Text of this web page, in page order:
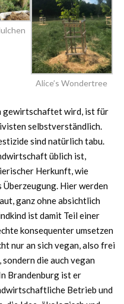
Alice’s Wondertree
gewirtschaftet wird, ist für
selbstverständlich.
sind natürlich tabu.
üblich ist,
Herkunft, wie
Überzeugung. Hier werden
ganz ohne absichtlich
ist damit Teil einer
konsequenter umsetzen
nur an sich vegan, also frei
die auch vegan
Brandenburg ist er
Betrieb und